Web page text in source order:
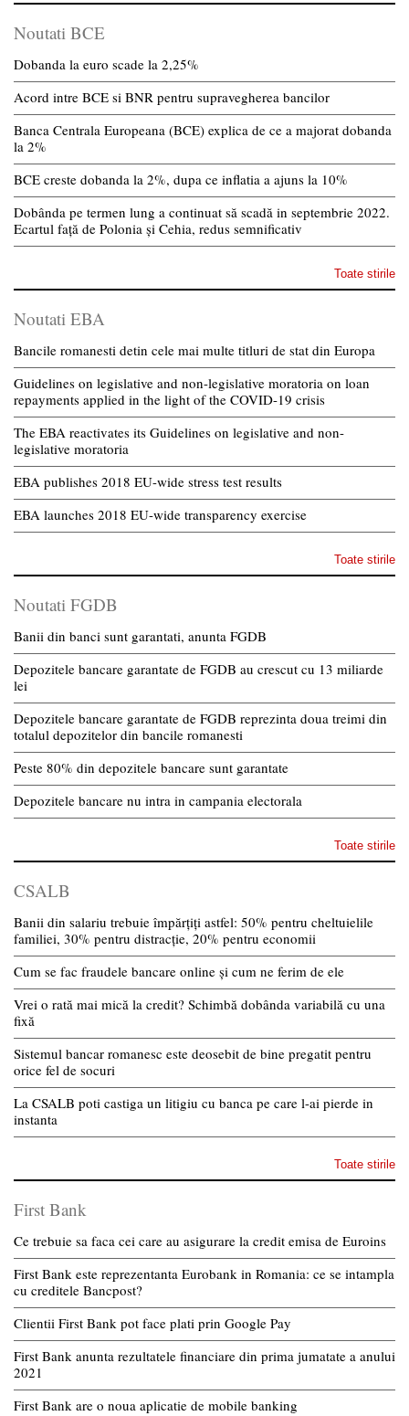
Noutati BCE
Dobanda la euro scade la 2,25%
Acord intre BCE si BNR pentru supravegherea bancilor
Banca Centrala Europeana (BCE) explica de ce a majorat dobanda
la 2%
BCE creste dobanda la 2%, dupa ce inflatia a ajuns la 10%
Dobânda pe termen lung a continuat să scadă in septembrie 2022.
Ecartul față de Polonia și Cehia, redus semnificativ
Toate stirile
Noutati EBA
Bancile romanesti detin cele mai multe titluri de stat din Europa
Guidelines on legislative and non-legislative moratoria on loan
repayments applied in the light of the COVID-19 crisis
The EBA reactivates its Guidelines on legislative and non-
legislative moratoria
EBA publishes 2018 EU-wide stress test results
EBA launches 2018 EU-wide transparency exercise
Toate stirile
Noutati FGDB
Banii din banci sunt garantati, anunta FGDB
Depozitele bancare garantate de FGDB au crescut cu 13 miliarde
lei
Depozitele bancare garantate de FGDB reprezinta doua treimi din
totalul depozitelor din bancile romanesti
Peste 80% din depozitele bancare sunt garantate
Depozitele bancare nu intra in campania electorala
Toate stirile
CSALB
Banii din salariu trebuie împărțiți astfel: 50% pentru cheltuielile
familiei, 30% pentru distracție, 20% pentru economii
Cum se fac fraudele bancare online și cum ne ferim de ele
Vrei o rată mai mică la credit? Schimbă dobânda variabilă cu una
fixă
Sistemul bancar romanesc este deosebit de bine pregatit pentru
orice fel de socuri
La CSALB poti castiga un litigiu cu banca pe care l-ai pierde in
instanta
Toate stirile
First Bank
Ce trebuie sa faca cei care au asigurare la credit emisa de Euroins
First Bank este reprezentanta Eurobank in Romania: ce se intampla
cu creditele Bancpost?
Clientii First Bank pot face plati prin Google Pay
First Bank anunta rezultatele financiare din prima jumatate a anului
2021
First Bank are o noua aplicatie de mobile banking